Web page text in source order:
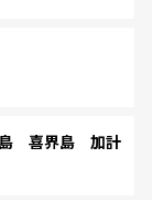
喜界島 加計